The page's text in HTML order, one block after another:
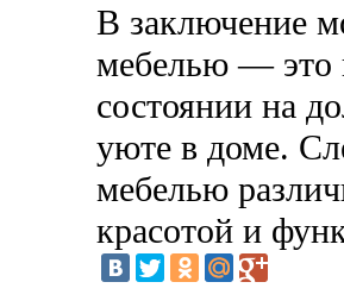
В заключение
мебелью — это
состоянии на
уюте в доме.
мебелью
красотой и